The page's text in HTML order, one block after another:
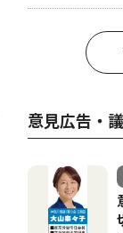
意見広告・